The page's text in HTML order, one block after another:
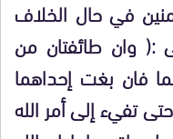
في حال الخلاف
:( وان طائفتان من
فان بغت إحداهما
تفيء إلى أمر الله